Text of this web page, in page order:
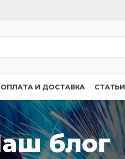
ОПЛАТА И ДОСТАВКА СТАТЬИ
блог